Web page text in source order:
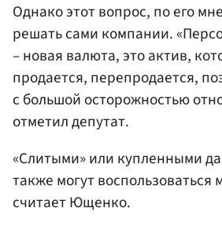
Однако этот вопрос, по его
решать сами компании.
– новая валюта, это актив,
продается, перепродается,
с большой осторожностью
отметил депутат.
«Слитыми» или купленными
также могут
считает Ющенко.